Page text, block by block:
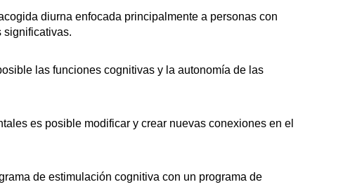
diurna enfocada principalmente a personas con
significativas.
las funciones cognitivas y la autonomía de las
es posible modificar y crear nuevas conexiones en el
de estimulación cognitiva con un programa de